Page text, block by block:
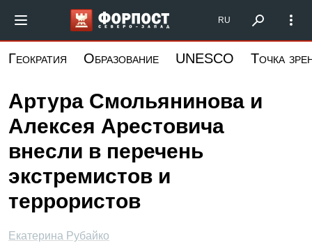
основному
Форпост Северо-Запад
RU
Геократия Образование UNESCO Точка
Артура Смольянинова и
Алексея Арестовича
внесли в перечень
экстремистов и
террористов
Екатерина Рубайко